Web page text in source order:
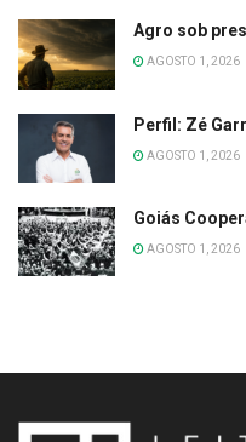
Agro sob
AGOSTO 1, 2026
Perfil: Zé
AGOSTO 1, 2026
Goiás
AGOSTO 1, 2026